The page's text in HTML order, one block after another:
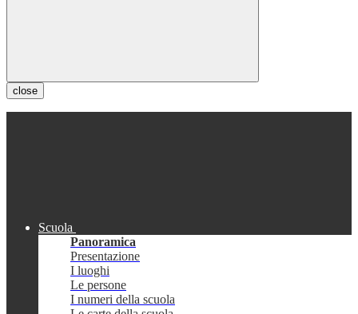
close
Scuola
Panoramica
Presentazione
I luoghi
Le persone
I numeri della scuola